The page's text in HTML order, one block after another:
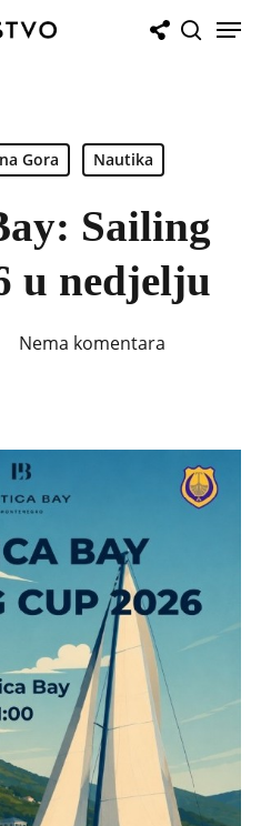
Menu
Gora Nautika
Sailing
u nedjelju
Nema komentara